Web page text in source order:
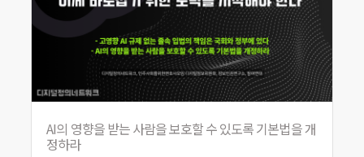
AI의 영향을 받는 사람을 보호할 수 있도록 기본법을 개
정하라